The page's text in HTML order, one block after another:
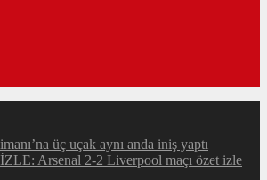
üç uçak aynı anda iniş yaptı
Arsenal 2-2 Liverpool maçı özet izle